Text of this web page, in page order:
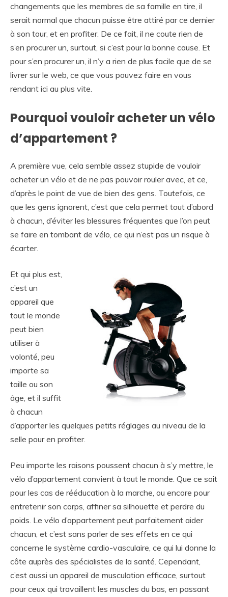
changements que les membres de sa famille en tire, il
serait normal que chacun puisse être attiré par ce dernier
à son tour, et en profiter. De ce fait, il ne coute rien de
s’en procurer un, surtout, si c’est pour la bonne cause. Et
pour s’en procurer un, il n’y a rien de plus facile que de se
livrer sur le web, ce que vous pouvez faire en vous
rendant ici au plus vite.
Pourquoi vouloir acheter un vélo
d’appartement ?
A première vue, cela semble assez stupide de vouloir
acheter un vélo et de ne pas pouvoir rouler avec, et ce,
d’après le point de vue de bien des gens. Toutefois, ce
que les gens ignorent, c’est que cela permet tout d’abord
à chacun, d’éviter les blessures fréquentes que l’on peut
se faire en tombant de vélo, ce qui n’est pas un risque à
écarter.
Et qui plus est,
c’est un
appareil que
tout le monde
peut bien
utiliser à
volonté, peu
importe sa
taille ou son
âge, et il suffit
à chacun
d’apporter les quelques petits réglages au niveau de la
selle pour en profiter.
Peu importe les raisons poussent chacun à s’y mettre, le
vélo d’appartement convient à tout le monde. Que ce soit
pour les cas de rééducation à la marche, ou encore pour
entretenir son corps, affiner sa silhouette et perdre du
poids. Le vélo d’appartement peut parfaitement aider
chacun, et c’est sans parler de ses effets en ce qui
concerne le système cardio-vasculaire, ce qui lui donne la
côte auprès des spécialistes de la santé. Cependant,
c’est aussi un appareil de musculation efficace, surtout
pour ceux qui travaillent les muscles du bas, en passant